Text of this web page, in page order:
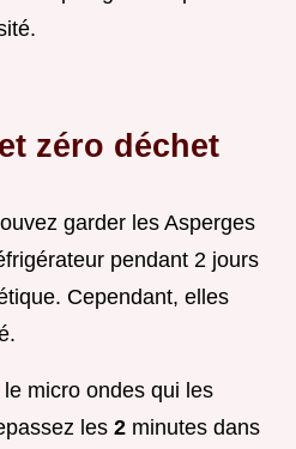
zéro déchet
garder les Asperges
pendant 2 jours
Cependant, elles
micro ondes qui les
les 2 minutes dans